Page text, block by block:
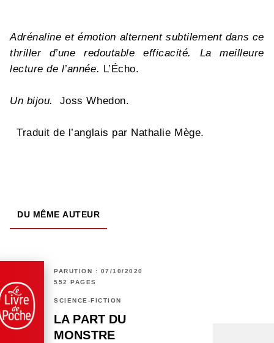
Adrénaline et émotion alternent subtilement dans ce
thriller d’une redoutable efficacité. La meilleure
lecture de l’année. L’Écho.
Un bijou. Joss Whedon.
Traduit de l’anglais par Nathalie Mège.
DU MÊME AUTEUR
PARUTION : 07/10/2020
552 PAGES
SCIENCE-FICTION
LA PART DU
MONSTRE